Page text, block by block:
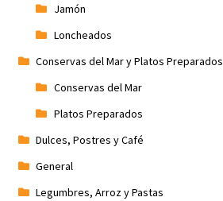
Jamón
Loncheados
Conservas del Mar y Platos Preparados
Conservas del Mar
Platos Preparados
Dulces, Postres y Café
General
Legumbres, Arroz y Pastas